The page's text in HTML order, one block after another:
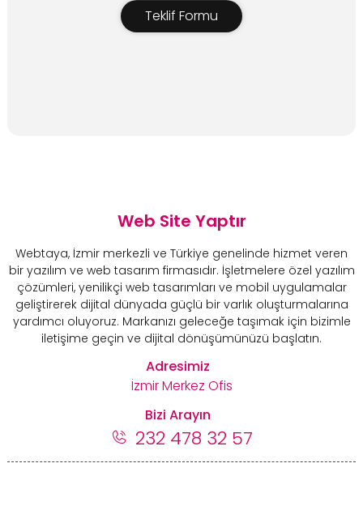
Teklif Formu
Web Site Yaptır
Webtaya, İzmir merkezli ve Türkiye genelinde hizmet veren
bir yazılım ve web tasarım firmasıdır. İşletmelere özel yazılım
çözümleri, yenilikçi web tasarımları ve mobil uygulamalar
geliştirerek dijital dünyada güçlü bir varlık oluşturmalarına
yardımcı oluyoruz. Markanızı geleceğe taşımak için bizimle
iletişime geçin ve dijital dönüşümünüzü başlatın.
Adresimiz
İzmir Merkez Ofis
Bizi Arayın
232 478 32 57